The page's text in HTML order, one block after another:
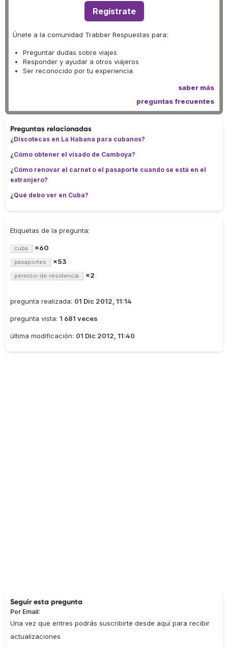
Regístrate
Únete a la comunidad Trabber Respuestas para:
Preguntar dudas sobre viajes
Responder y ayudar a otros viajeros
Ser reconocido por tu experiencia
saber más
preguntas frecuentes
Preguntas relacionadas
¿Discotecas en La Habana para cubanos?
¿Cómo obtener el visado de Camboya?
¿Cómo renovar el carnet o el pasaporte cuando se está en el
extranjero?
¿Qué debo ver en Cuba?
Etiquetas de la pregunta:
cuba ×60
pasaportes ×53
permiso-de-residencia ×2
pregunta realizada: 01 Dic 2012, 11:14
pregunta vista: 1 681 veces
última modificación: 01 Dic 2012, 11:40
Seguir esta pregunta
Por Email:
Una vez que entres podrás suscribirte desde aquí para recibir
actualizaciones